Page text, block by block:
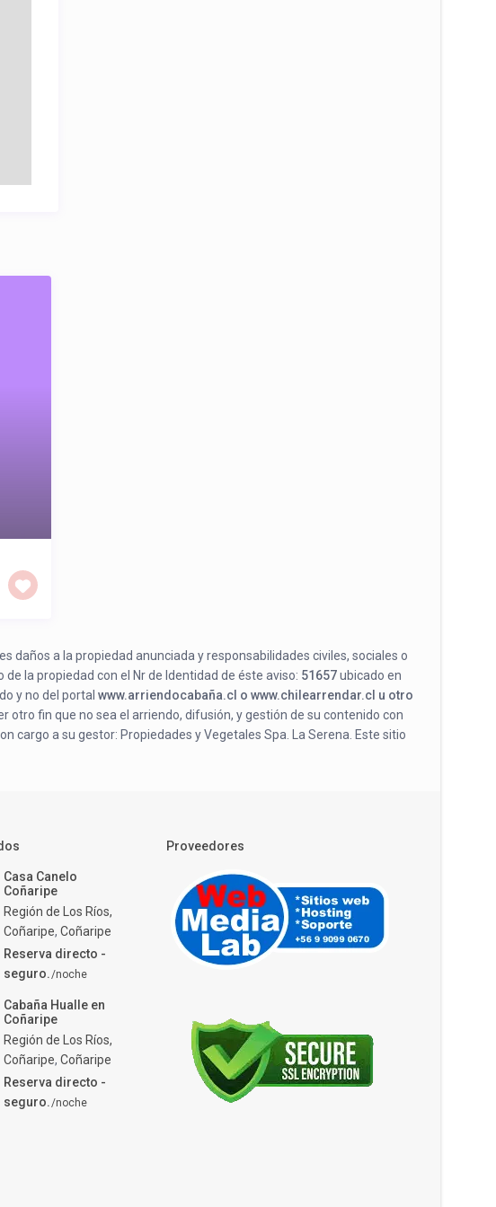
daños a la propiedad anunciada y responsabilidades civiles, sociales o
la propiedad con el Nr de Identidad de éste aviso: 51657ubicado en
y no del portal www.arriendocabaña.cl o www.chilearrendar.cl u otro
otro fin que no sea el arriendo, difusión, y gestión de su contenido con
cargo a su gestor: Propiedades y Vegetales Spa. La Serena. Este sitio
Casa Canelo
Coñaripe
Región de Los Ríos,
Coñaripe,Coñaripe
Reserva directo -
seguro./noche
Cabaña Hualle en
Coñaripe
Región de Los Ríos,
Coñaripe,Coñaripe
Reserva directo -
seguro./noche
Proveedores